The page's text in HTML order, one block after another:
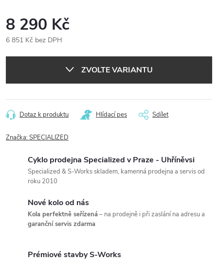
8 290 Kč
6 851 Kč bez DPH
ZVOLTE VARIANTU
Dotaz k produktu Hlídací pes Sdílet
Značka:SPECIALIZED
Cyklo prodejna Specialized v Praze - Uhříněvsi
Specialized & S-Works skladem, kamenná prodejna a servis od
roku 2010
Nové kolo od nás
Kola perfektně seřízená– na prodejně i při zaslání na adresu a
garanční servis zdarma
Prémiové stavby S-Works